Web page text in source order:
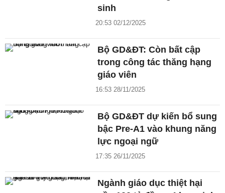
sinh
20:53 02/12/2025
Bộ GD&ĐT: Còn bất cập
trong công tác thăng hạng
giáo viên
16:53 28/11/2025
Bộ GD&ĐT dự kiến bổ sung
bậc Pre-A1 vào khung năng
lực ngoại ngữ
17:35 26/11/2025
Ngành giáo dục thiệt hại